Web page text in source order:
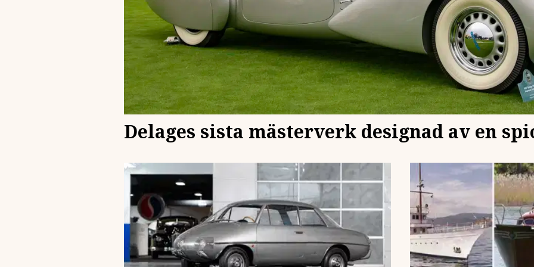
Delages sista mästerverk designad av en